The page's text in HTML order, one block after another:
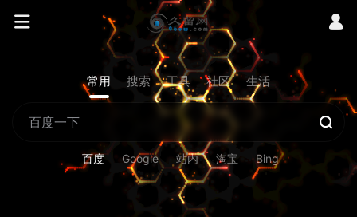
常用 搜索 工具 社区 生活
百度 Google 站内 淘宝 Bing